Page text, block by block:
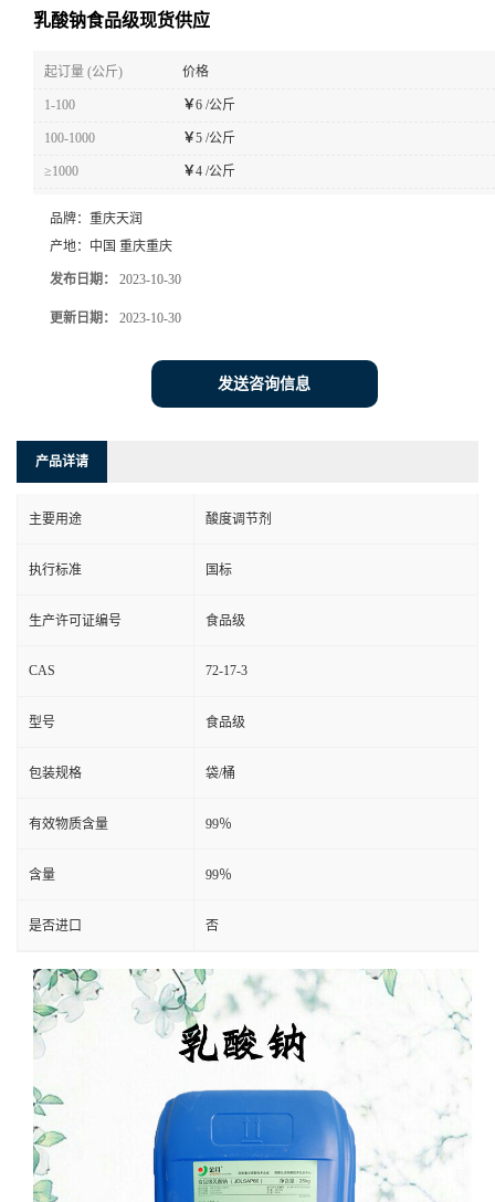
乳酸钠食品级现货供应
起订量 (公斤) 价格
1-100 ￥6 /公斤
100-1000 ￥5 /公斤
≥1000 ￥4 /公斤
品牌： 重庆天润
产地： 中国 重庆重庆
发布日期： 2023-10-30
更新日期： 2023-10-30
发送咨询信息
产品详请
主要用途 酸度调节剂
执行标准 国标
生产许可证编号 食品级
CAS 72-17-3
型号 食品级
包装规格 袋/桶
有效物质含量 99％
含量 99％
是否进口 否